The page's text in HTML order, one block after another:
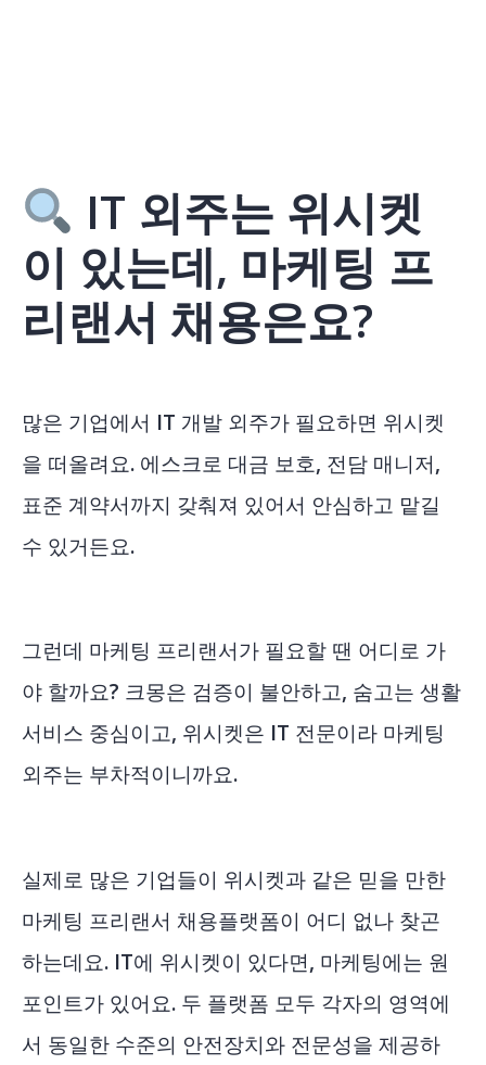
IT 외주는 위시켓
이 있는데, 마케팅 프
리랜서 채용은요?
많은 기업에서 IT 개발 외주가 필요하면 위시켓
을 떠올려요. 에스크로 대금 보호, 전담 매니저,
표준 계약서까지 갖춰져 있어서 안심하고 맡길
수 있거든요.
그런데 마케팅 프리랜서가 필요할 땐 어디로 가
야 할까요? 크몽은 검증이 불안하고, 숨고는 생활
서비스 중심이고, 위시켓은 IT 전문이라 마케팅
외주는 부차적이니까요.
실제로 많은 기업들이 위시켓과 같은 믿을 만한
마케팅 프리랜서 채용플랫폼이 어디 없나 찾곤
하는데요. IT에 위시켓이 있다면, 마케팅에는 원
포인트가 있어요. 두 플랫폼 모두 각자의 영역에
서 동일한 수준의 안전장치와 전문성을 제공하